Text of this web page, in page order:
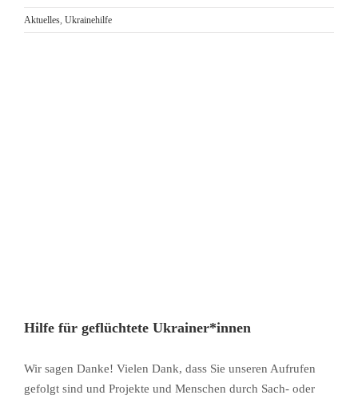
Aktuelles, Ukrainehilfe
Hilfe für geflüchtete Ukrainer*innen
Wir sagen Danke! Vielen Dank, dass Sie unseren Aufrufen
gefolgt sind und Projekte und Menschen durch Sach- oder